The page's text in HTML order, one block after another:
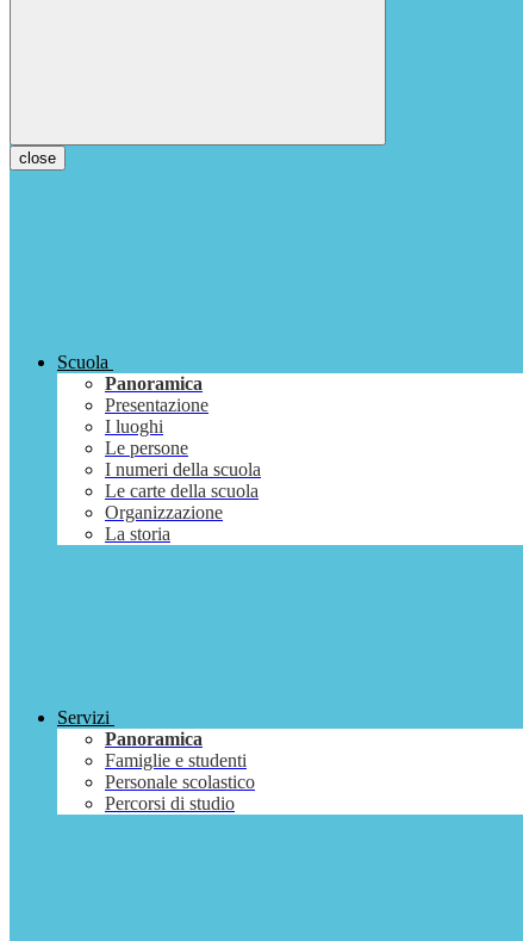
close
Scuola
Panoramica
Presentazione
I luoghi
Le persone
I numeri della scuola
Le carte della scuola
Organizzazione
La storia
Servizi
Panoramica
Famiglie e studenti
Personale scolastico
Percorsi di studio